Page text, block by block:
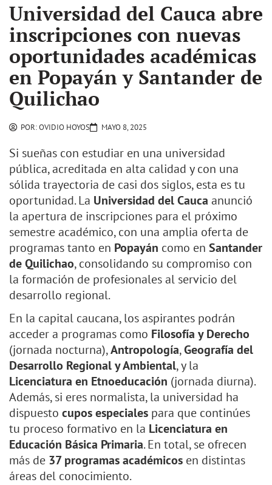
Universidad del Cauca abre
inscripciones con nuevas
oportunidades académicas
en Popayán y Santander de
Quilichao
POR:OVIDIO HOYOS MAYO 8, 2025
Si sueñas con estudiar en una universidad
pública, acreditada en alta calidad y con una
sólida trayectoria de casi dos siglos, esta es tu
oportunidad. La Universidad del Cauca anunció
la apertura de inscripciones para el próximo
semestre académico, con una amplia oferta de
programas tanto en Popayán como en Santander
de Quilichao, consolidando su compromiso con
la formación de profesionales al servicio del
desarrollo regional.
En la capital caucana, los aspirantes podrán
acceder a programas como Filosofía y Derecho
(jornada nocturna),Antropología,Geografía del
Desarrollo Regional y Ambiental, y la
Licenciatura en Etnoeducación (jornada diurna).
Además, si eres normalista, la universidad ha
dispuesto cupos especiales para que continúes
tu proceso formativo en la Licenciatura en
Educación Básica Primaria. En total, se ofrecen
más de 37 programas académicos en distintas
áreas del conocimiento.